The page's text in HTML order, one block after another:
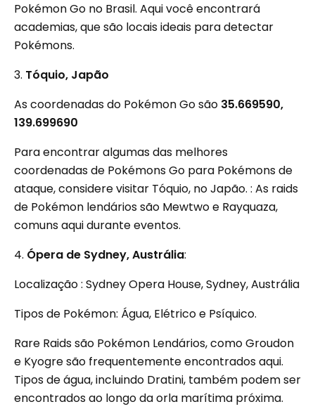
Pokémon Go no Brasil. Aqui você encontrará
academias, que são locais ideais para detectar
Pokémons.
3. Tóquio, Japão
As coordenadas do Pokémon Go são 35.669590,
139.699690
Para encontrar algumas das melhores
coordenadas de Pokémons Go para Pokémons de
ataque, considere visitar Tóquio, no Japão. : As raids
de Pokémon lendários são Mewtwo e Rayquaza,
comuns aqui durante eventos.
4. Ópera de Sydney, Austrália:
Localização : Sydney Opera House, Sydney, Austrália
Tipos de Pokémon: Água, Elétrico e Psíquico.
Rare Raids são Pokémon Lendários, como Groudon
e Kyogre são frequentemente encontrados aqui.
Tipos de água, incluindo Dratini, também podem ser
encontrados ao longo da orla marítima próxima.